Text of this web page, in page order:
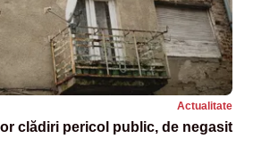
Actualitate
clădiri pericol public, de negasit